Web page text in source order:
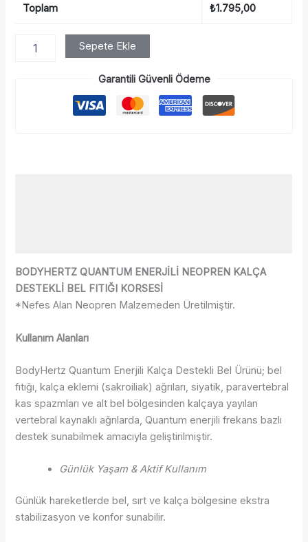
Toplam ₺1.795,00
Sepete Ekle
Garantili Güvenli Ödeme
BODYHERTZ QUANTUM ENERJİLİ NEOPREN KALÇA
DESTEKLİ BEL FITIĞI KORSESİ
*Nefes Alan Neopren Malzemeden Üretilmiştir.
Kullanım Alanları
BodyHertz Quantum Enerjili Kalça Destekli Bel Ürünü; bel
fıtığı, kalça eklemi (sakroiliak) ağrıları, siyatik, paravertebral
kas spazmları ve alt bel bölgesinden kalçaya yayılan
vertebral kaynaklı ağrılarda, Quantum enerjili frekans bazlı
destek sunabilmek amacıyla geliştirilmiştir.
Günlük Yaşam & Aktif Kullanım
Günlük hareketlerde bel, sırt ve kalça bölgesine ekstra
stabilizasyon ve konfor sunabilir.